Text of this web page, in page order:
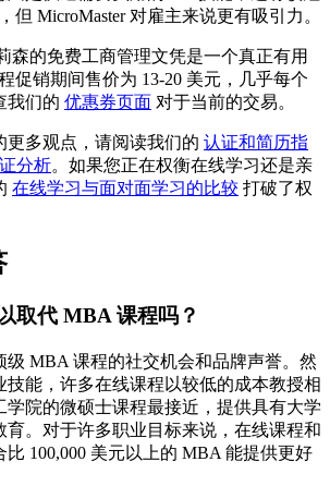
但 MicroMaster 对雇主来说更有吸引力。
森的免费工商管理文凭是一个真正有用
促销期间售价为 13-20 美元，几乎每个
我们的 优惠券页面 对于当前的交易。
更多观点，请阅读我们的 认证和简历指
分析。如果您正在权衡在线学习还是亲
在线学习与面对面学习的比较 打破了权
取代 MBA 课程吗？
级 MBA 课程的社交机会和品牌声誉。然
技能，许多在线课程以较低的成本教授相
学院的微硕士课程最接近，提供具有大学
育。对于许多职业目标来说，在线课程和
100,000 美元以上的 MBA 能提供更好